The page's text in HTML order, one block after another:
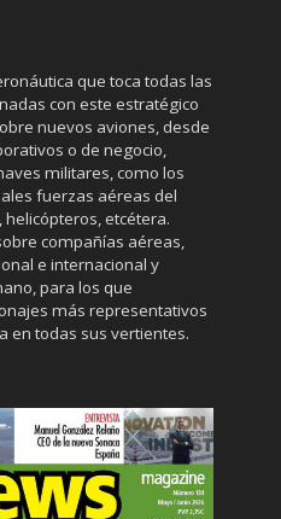
que toca todas las
con este estratégico
nuevos aviones, desde
o de negocio,
militares, como los
fuerzas aéreas del
etcétera.
compañías aéreas,
e internacional y
para los que
más representativos
en todas sus vertientes.